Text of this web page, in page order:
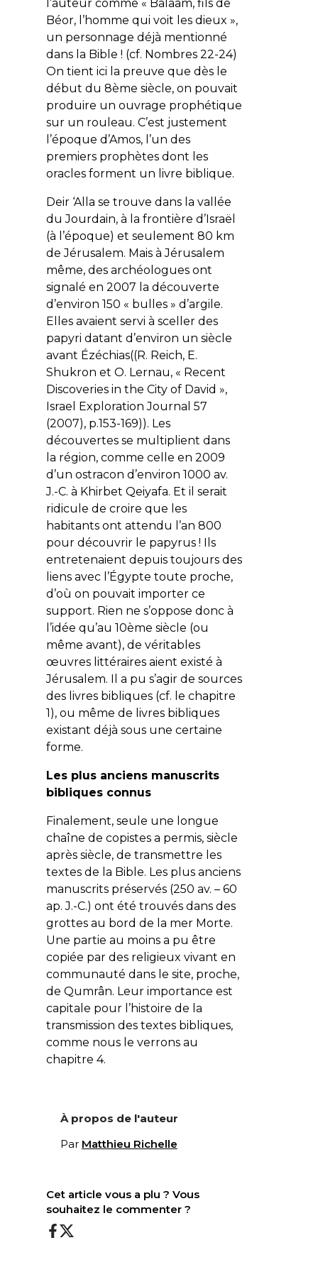
l’auteur comme « Balaam, fils de
Béor, l’homme qui voit les dieux »,
un personnage déjà mentionné
dans la Bible ! (cf. Nombres 22-24)
On tient ici la preuve que dès le
début du 8ème siècle, on pouvait
produire un ouvrage prophétique
sur un rouleau. C’est justement
l’époque d’Amos, l’un des
premiers prophètes dont les
oracles forment un livre biblique.
Deir ‘Alla se trouve dans la vallée
du Jourdain, à la frontière d’Israël
(à l’époque) et seulement 80 km
de Jérusalem. Mais à Jérusalem
même, des archéologues ont
signalé en 2007 la découverte
d’environ 150 « bulles » d’argile.
Elles avaient servi à sceller des
papyri datant d’environ un siècle
avant Ézéchias((R. Reich, E.
Shukron et O. Lernau, « Recent
Discoveries in the City of David »,
Israel Exploration Journal 57
(2007), p.153-169)). Les
découvertes se multiplient dans
la région, comme celle en 2009
d’un ostracon d’environ 1000 av.
J.-C. à Khirbet Qeiyafa. Et il serait
ridicule de croire que les
habitants ont attendu l’an 800
pour découvrir le papyrus ! Ils
entretenaient depuis toujours des
liens avec l’Égypte toute proche,
d’où on pouvait importer ce
support. Rien ne s’oppose donc à
l’idée qu’au 10ème siècle (ou
même avant), de véritables
œuvres littéraires aient existé à
Jérusalem. Il a pu s’agir de sources
des livres bibliques (cf. le chapitre
1), ou même de livres bibliques
existant déjà sous une certaine
forme.
Les plus anciens manuscrits
bibliques connus
Finalement, seule une longue
chaîne de copistes a permis, siècle
après siècle, de transmettre les
textes de la Bible. Les plus anciens
manuscrits préservés (250 av. – 60
ap. J.-C.) ont été trouvés dans des
grottes au bord de la mer Morte.
Une partie au moins a pu être
copiée par des religieux vivant en
communauté dans le site, proche,
de Qumrân. Leur importance est
capitale pour l’histoire de la
transmission des textes bibliques,
comme nous le verrons au
chapitre 4.
À propos de l'auteur
Par Matthieu Richelle
Cet article vous a plu ? Vous
souhaitez le commenter ?